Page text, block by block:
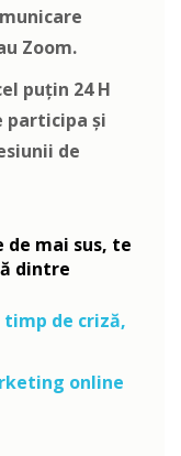
Zoom.
puțin 24 H
participa și
de
de mai sus, te
dintre
de criză,
online